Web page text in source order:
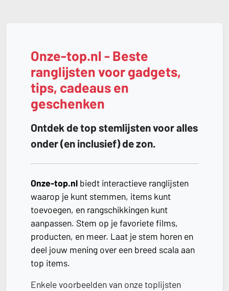
Onze-top.nl - Beste
ranglijsten voor gadgets,
tips, cadeaus en
geschenken
Ontdek de top stemlijsten voor alles
onder (en inclusief) de zon.
Onze-top.nl biedt interactieve ranglijsten
waarop je kunt stemmen, items kunt
toevoegen, en rangschikkingen kunt
aanpassen. Stem op je favoriete films,
producten, en meer. Laat je stem horen en
deel jouw mening over een breed scala aan
top items.
Enkele voorbeelden van onze toplijsten